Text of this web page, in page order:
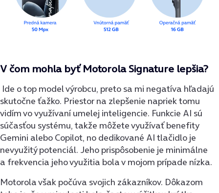
V čom mohla byť Motorola Signature lepšia?
Ide o top model výrobcu, preto sa mi negatíva hľadajú
skutočne ťažko. Priestor na zlepšenie napriek tomu
vidím vo využívaní umelej inteligencie. Funkcie AI sú
súčasťou systému, takže môžete využívať benefity
Gemini alebo Copilot, no dedikované AI tlačidlo je
nevyužitý potenciál. Jeho prispôsobenie je minimálne
a frekvencia jeho využitia bola v mojom prípade nízka.
Motorola však počúva svojich zákazníkov. Dôkazom